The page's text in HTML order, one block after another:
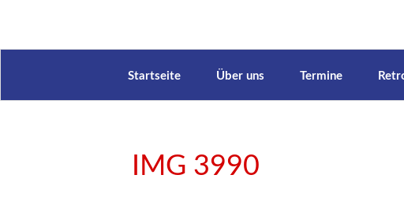
Startseite Über uns Termine
IMG 3990